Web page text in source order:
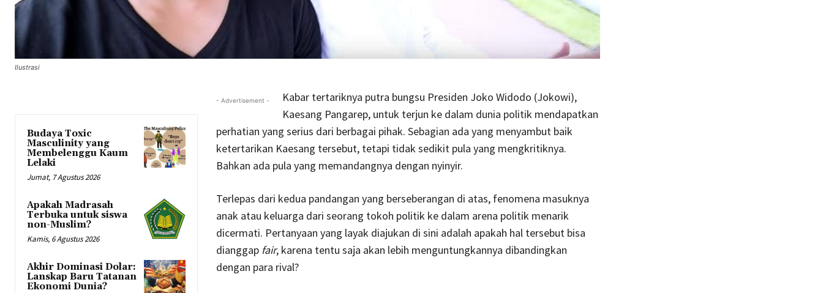
Ilustrasi
Budaya Toxic
Masculinity yang
Membelenggu Kaum
Lelaki
Jumat, 7 Agustus 2026
Apakah Madrasah
Terbuka untuk siswa
non-Muslim?
Kamis, 6 Agustus 2026
Akhir Dominasi Dolar:
Lanskap Baru Tatanan
Ekonomi Dunia?
- Advertisement -
Kabar tertariknya putra bungsu Presiden Joko Widodo (Jokowi),
Kaesang Pangarep, untuk terjun ke dalam dunia politik mendapatkan
perhatian yang serius dari berbagai pihak. Sebagian ada yang menyambut baik
ketertarikan Kaesang tersebut, tetapi tidak sedikit pula yang mengkritiknya.
Bahkan ada pula yang memandangnya dengan nyinyir.
Terlepas dari kedua pandangan yang berseberangan di atas, fenomena masuknya
anak atau keluarga dari seorang tokoh politik ke dalam arena politik menarik
dicermati. Pertanyaan yang layak diajukan di sini adalah apakah hal tersebut bisa
dianggap fair, karena tentu saja akan lebih menguntungkannya dibandingkan
dengan para rival?